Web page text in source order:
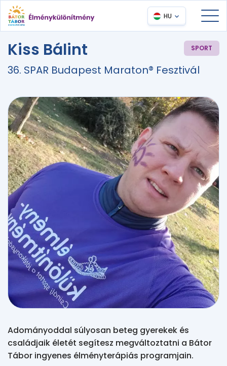
HU
Kiss Bálint SPORT
36. SPAR Budapest Maraton® Fesztivál
Adományoddal súlyosan beteg gyerekek és
családjaik életét segítesz megváltoztatni a Bátor
Tábor ingyenes élményterápiás programjain.